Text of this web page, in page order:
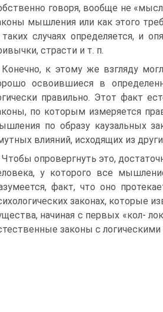
говоря, вообще не
мышления или как этого
случаях определяется, и
страсти и т. п.
Конечно, к этому же взгляду
освоившиеся в
правильно. Этот факт
по которым измеряется
по образу каузальных
влияний, исходящих из
Чтобы опровергнуть это,
у которого все
факт, что оно
законах, которые
начиная с первых «кол-
законы с